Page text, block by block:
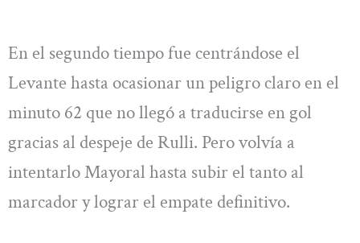
En el segundo tiempo fue centrándose el
Levante hasta ocasionar un peligro claro en el
minuto 62 que no llegó a traducirse en gol
gracias al despeje de Rulli. Pero volvía a
intentarlo Mayoral hasta subir el tanto al
marcador y lograr el empate definitivo.